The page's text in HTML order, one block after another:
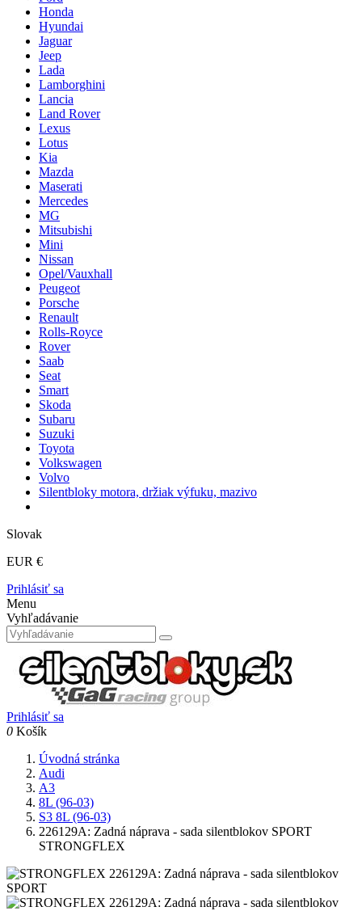
Honda
Hyundai
Jaguar
Jeep
Lada
Lamborghini
Lancia
Land Rover
Lexus
Lotus
Kia
Mazda
Maserati
Mercedes
MG
Mitsubishi
Mini
Nissan
Opel/Vauxhall
Peugeot
Porsche
Renault
Rolls-Royce
Rover
Saab
Seat
Smart
Skoda
Subaru
Suzuki
Toyota
Volkswagen
Volvo
Silentbloky motora, držiak výfuku, mazivo
Slovak
EUR €
Prihlásiť sa
Menu
Vyhľadávanie
Prihlásiť sa
0 Košík
Úvodná stránka
Audi
A3
8L (96-03)
S3 8L (96-03)
226129A: Zadná náprava - sada silentblokov SPORT
STRONGFLEX